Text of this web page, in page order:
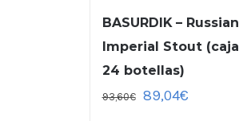
BASURDIK – Russian
Imperial Stout (caja
24 botellas)
93,60€ 89,04€